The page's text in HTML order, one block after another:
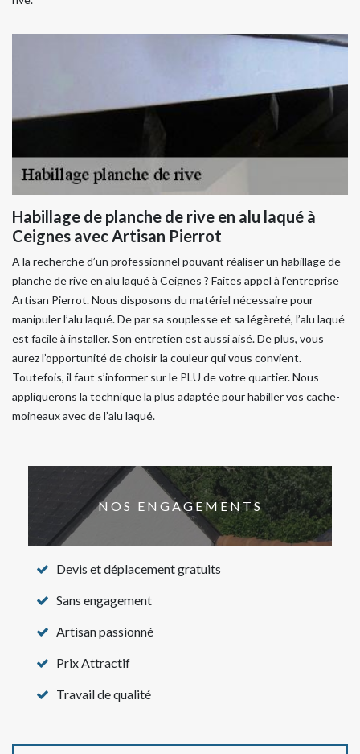
Habillage de planche de rive en alu laqué à
Ceignes avec Artisan Pierrot
A la recherche d’un professionnel pouvant réaliser un habillage de
planche de rive en alu laqué à Ceignes ? Faites appel à l’entreprise
Artisan Pierrot. Nous disposons du matériel nécessaire pour
manipuler l’alu laqué. De par sa souplesse et sa légèreté, l’alu laqué
est facile à installer. Son entretien est aussi aisé. De plus, vous
aurez l’opportunité de choisir la couleur qui vous convient.
Toutefois, il faut s’informer sur le PLU de votre quartier. Nous
appliquerons la technique la plus adaptée pour habiller vos cache-
moineaux avec de l’alu laqué.
NOS ENGAGEMENTS
Devis et déplacement gratuits
Sans engagement
Artisan passionné
Prix Attractif
Travail de qualité